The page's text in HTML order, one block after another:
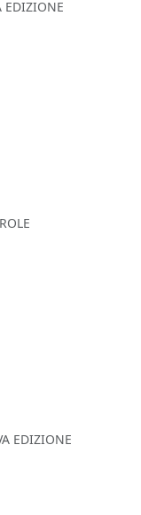
EDIZIONE
EDIZIONE